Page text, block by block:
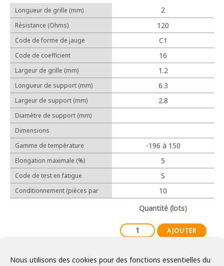
Nous utilisons des cookies pour des fonctions essentielles du
Outillage manuel
Outillage électrique
Réalisations
Longueur de grille (mm)
Résistance (Ohms)
Code de forme de jauge
Code de coefficient
d'allongement linéaire (10-6/℃)
Largeur de grille (mm)
Longueur de support (mm)
Largeur de support (mm)
Diamètre de support (mm)
Dimensions
Gamme de température
d'utilisation
Elongation maximale (%)
Code de test en fatigue
Conditionnement (pièces par
lot)
Quantité (lots)
AJOUTER
2
120
C1
16
1.2
6.3
2.8
-196 à 150
5
S
10